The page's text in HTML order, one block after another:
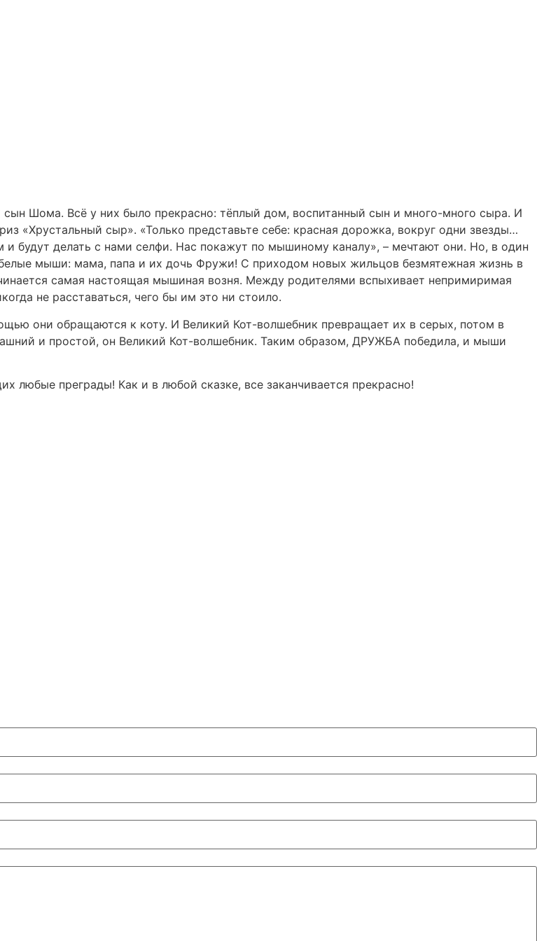
Шома. Всё у них было прекрасно: тёплый дом, воспитанный сын и много-много сыра. И
«Хрустальный сыр». «Только представьте себе: красная дорожка, вокруг одни звезды…
будут делать с нами селфи. Нас покажут по мышиному каналу», – мечтают они. Но, в один
мыши: мама, папа и их дочь Фружи! С приходом новых жильцов безмятежная жизнь в
самая настоящая мышиная возня. Между родителями вспыхивает непримиримая
не расставаться, чего бы им это ни стоило.
они обращаются к коту. И Великий Кот-волшебник превращает их в серых, потом в
и простой, он Великий Кот-волшебник. Таким образом, ДРУЖБА победила, и мыши
любые преграды! Как и в любой сказке, все заканчивается прекрасно!